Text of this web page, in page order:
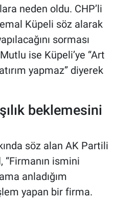
neden oldu. CHP’li
Küpeli söz alarak
sorması
ise Küpeli’ye “Art
yapmaz” diyerek
beklemesini
söz alan AK Partili
“Firmanın ismini
anladığım
yapan bir firma.